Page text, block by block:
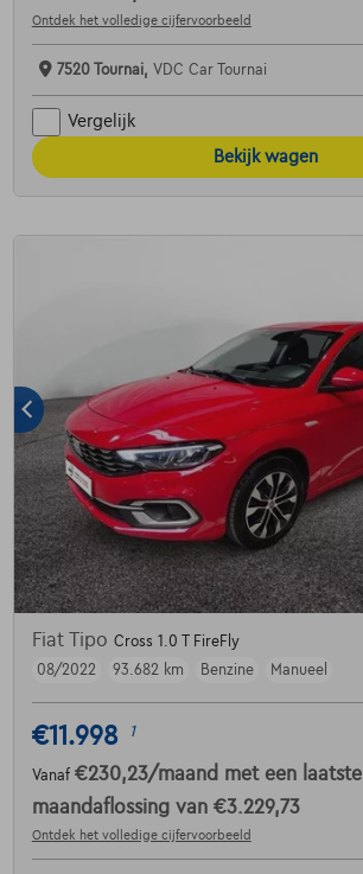
Ontdek het volledige cijfervoorbeeld
7520 Tournai, VDC Car Tournai
Vergelijk
Bekijk wagen
Fiat Tipo Cross 1.0 T FireFly
08/2022
93.682 km Benzine Manueel
€11.998 1
Vanaf €230,23/maand met een laatste
maandaflossing van €3.229,73
Ontdek het volledige cijfervoorbeeld